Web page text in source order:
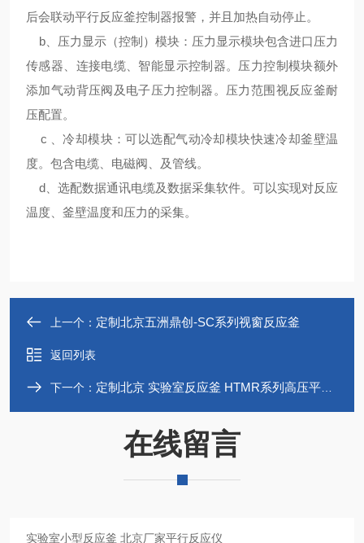
后会联动平行反应釜控制器报警，并且加热自动停止。
b、压力显示（控制）模块：压力显示模块包含进口压力
传感器、连接电缆、智能显示控制器。压力控制模块额外
添加气动背压阀及电子压力控制器。压力范围视反应釜耐
压配置。
c 、冷却模块：可以选配气动冷却模块快速冷却釜壁温
度。包含电缆、电磁阀、及管线。
d、选配数据通讯电缆及数据采集软件。可以实现对反应
温度、釜壁温度和压力的采集。
上一个： 定制北京五洲鼎创-SC系列视窗反应釜
返回列表
下一个： 定制北京 实验室反应釜 HTMR系列高压平行反应仪
在线留言